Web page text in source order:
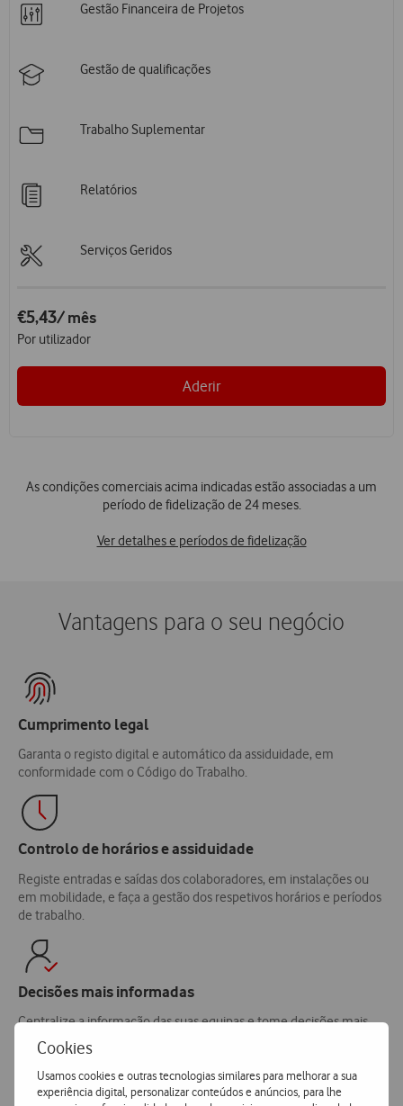
Cookies
Usamos cookies e outras tecnologias similares para melhorar a sua
experiência digital, personalizar conteúdos e anúncios, para lhe
Gestão Financeira de Projetos​
Gestão de qualificações
Trabalho Suplementar​
Relatórios
Serviços Geridos​
€5,43/ mês
Por utilizador
Aderir
As condições comerciais acima indicadas estão associadas a um
período de fidelização de 24 meses.
Ver detalhes e períodos de fidelização
Vantagens para o seu negócio
Cumprimento legal
Garanta o registo digital e automático da assiduidade, em
conformidade com o Código do Trabalho.
Controlo de horários e assiduidade
Registe entradas e saídas dos colaboradores, em instalações ou
em mobilidade, e faça a gestão dos respetivos horários e períodos
de trabalho.
Decisões mais informadas
Centralize a informação das suas equipas e tome decisões mais
sustentadas na gestão de recursos e operações.